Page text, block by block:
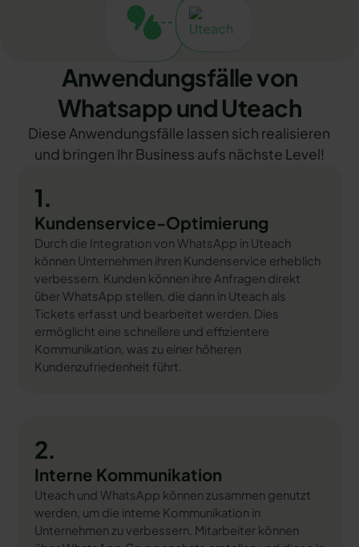
Anwendungsfälle von
Whatsapp und Uteach
Diese Anwendungsfälle lassen sich realisieren
und bringen Ihr Business aufs nächste Level!
1.
Kundenservice-Optimierung
Durch die Integration von WhatsApp in Uteach
können Unternehmen ihren Kundenservice erheblich
verbessern. Kunden können ihre Anfragen direkt
über WhatsApp stellen, die dann in Uteach als
Tickets erfasst und bearbeitet werden. Dies
ermöglicht eine schnellere und effizientere
Kommunikation, was zu einer höheren
Kundenzufriedenheit führt.
2.
Interne Kommunikation
Uteach und WhatsApp können zusammen genutzt
werden, um die interne Kommunikation in
Unternehmen zu verbessern. Mitarbeiter können